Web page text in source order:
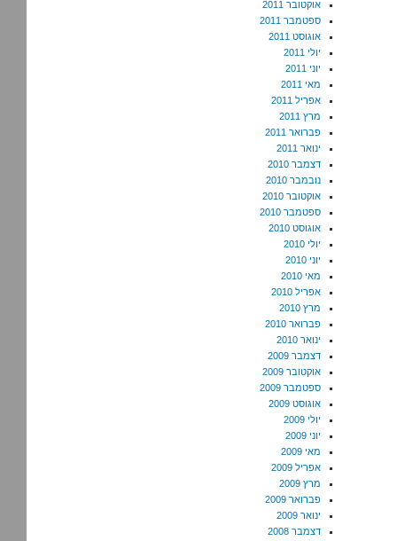
אוקטובר 2011
ספטמבר 2011
אוגוסט 2011
יולי 2011
יוני 2011
מאי 2011
אפריל 2011
מרץ 2011
פברואר 2011
ינואר 2011
דצמבר 2010
נובמבר 2010
אוקטובר 2010
ספטמבר 2010
אוגוסט 2010
יולי 2010
יוני 2010
מאי 2010
אפריל 2010
מרץ 2010
פברואר 2010
ינואר 2010
דצמבר 2009
אוקטובר 2009
ספטמבר 2009
אוגוסט 2009
יולי 2009
יוני 2009
מאי 2009
אפריל 2009
מרץ 2009
פברואר 2009
ינואר 2009
דצמבר 2008